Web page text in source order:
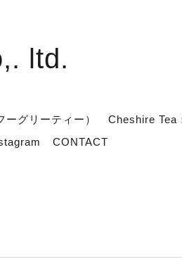
ltd.
グリーティー）
Cheshire Tea
CONTACT